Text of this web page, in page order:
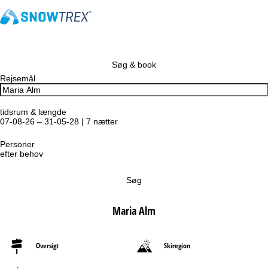
Søg & book
Rejsemål
tidsrum & længde
07-08-26 – 31-05-28 | 7 nætter
Personer
efter behov
Søg
Maria Alm
Oversigt Skiregion